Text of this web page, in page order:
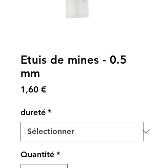
Etuis de mines - 0.5
mm
1,60 €Prix
dureté *
Quantité *